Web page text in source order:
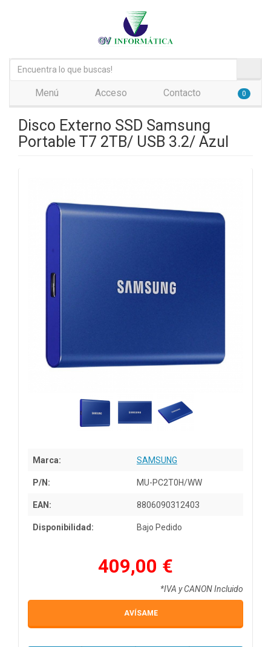
Menú Acceso Contacto 0
Disco Externo SSD Samsung
Portable T7 2TB/ USB 3.2/ Azul
Marca: SAMSUNG
P/N: MU-PC2T0H/WW
EAN: 8806090312403
Disponibilidad: Bajo Pedido
409,00 €
*IVA y CANON Incluido
AVÍSAME